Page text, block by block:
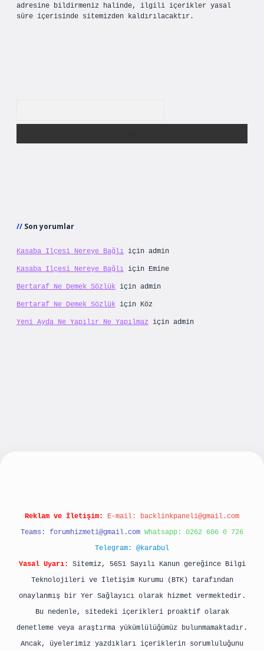
adresine bildirmeniz halinde, ilgili içerikler yasal
süre içerisinde sitemizden kaldırılacaktır.
Son yorumlar
Kasaba Ilçesi Nereye Bağlı için admin
Kasaba Ilçesi Nereye Bağlı için Emine
Bertaraf Ne Demek Sözlük için admin
Bertaraf Ne Demek Sözlük için Köz
Yeni Ayda Ne Yapılır Ne Yapılmaz için admin
Reklam ve İletişim: E-mail: backlinkpaneli@gmail.com
Teams: forumhizmeti@gmail.com Whatsapp: 0262 606 0 726
Telegram: @karabul
Yasal Uyarı:
Sitemiz, 5651 Sayılı Kanun gereğince Bilgi
Teknolojileri ve İletişim Kurumu (BTK) tarafından
onaylanmış bir Yer Sağlayıcı olarak hizmet vermektedir.
Bu nedenle, sitedeki içerikleri proaktif olarak
denetleme veya araştırma yükümlülüğümüz bulunmamaktadır.
Ancak, üyelerimiz yazdıkları içeriklerin sorumluluğunu